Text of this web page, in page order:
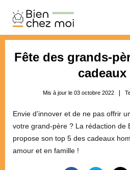
Bien
Chez
Moi
Fête des grands-
cadeaux
Mis à jour le 03 octobre 2022
Envie d’innover et de ne pas offrir
votre grand-père ? La rédaction de
propose son top 5 des cadeaux
amour et en famille !